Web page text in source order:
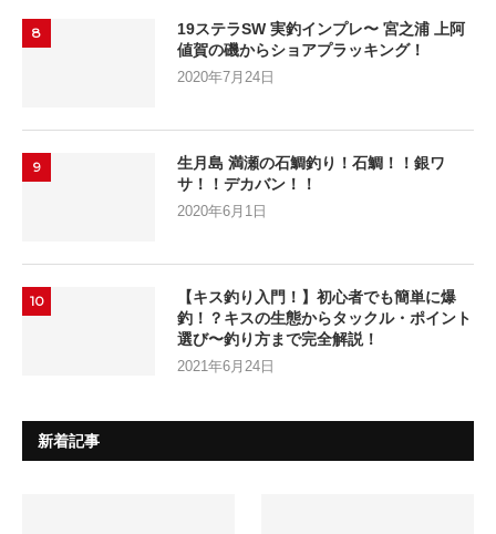
8
19ステラSW 実釣インプレ〜 宮之浦 上阿
値賀の磯からショアプラッキング！
2020年7月24日
9
生月島 満瀬の石鯛釣り！石鯛！！銀ワ
サ！！デカバン！！
2020年6月1日
10
【キス釣り入門！】初心者でも簡単に爆
釣！？キスの生態からタックル・ポイント
選び〜釣り方まで完全解説！
2021年6月24日
新着記事